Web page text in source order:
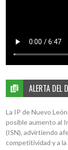
ALERTA DEL
La IP de Nuevo
posible aumento al
(ISN), advirtiendo
competitividad y a